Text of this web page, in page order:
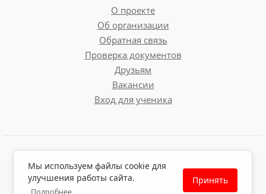
О проекте
Об организации
Обратная связь
Проверка документов
Друзьям
Вакансии
Вход для ученика
Политика обработки персональных данных
Политика использования файлов cookie
Мы используем файлы cookie для
улучшения работы сайта.
Подробнее
Принять